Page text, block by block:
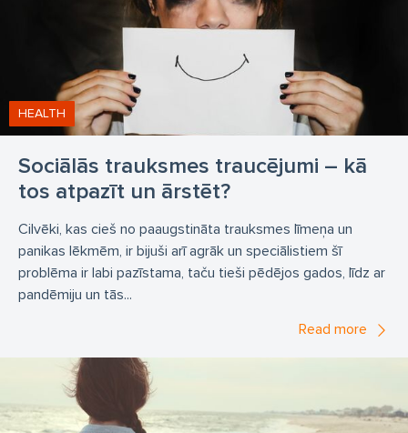
Sociālās trauksmes traucējumi – kā
tos atpazīt un ārstēt?
HEALTH
Cilvēki, kas cieš no paaugstināta trauksmes līmeņa un
panikas lēkmēm, ir bijuši arī agrāk un speciālistiem šī
problēma ir labi pazīstama, taču tieši pēdējos gados, līdz ar
pandēmiju un tās...
Read more